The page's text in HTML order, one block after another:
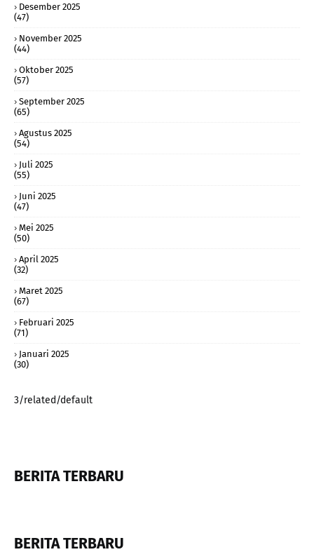
Desember 2025
(47)
November 2025
(44)
Oktober 2025
(57)
September 2025
(65)
Agustus 2025
(54)
Juli 2025
(55)
Juni 2025
(47)
Mei 2025
(50)
April 2025
(32)
Maret 2025
(67)
Februari 2025
(71)
Januari 2025
(30)
3/related/default
BERITA TERBARU
BERITA TERBARU